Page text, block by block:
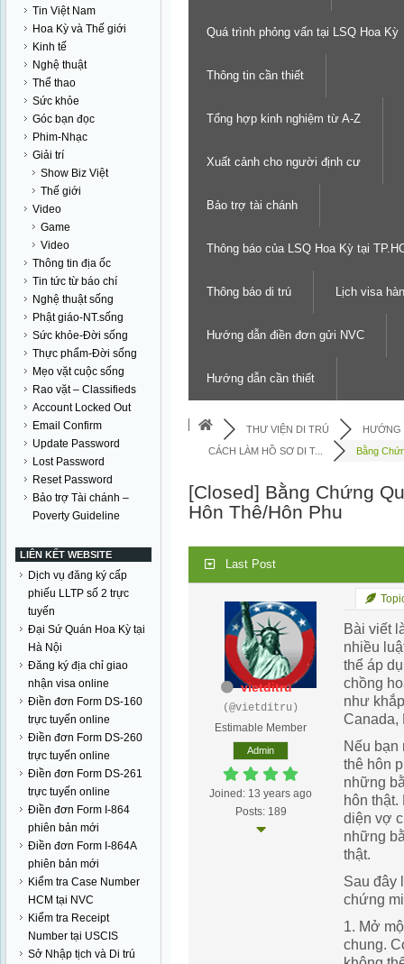
Tin Việt Nam
Hoa Kỳ và Thế giới
Kinh tế
Nghệ thuật
Thể thao
Sức khỏe
Góc bạn đọc
Phim-Nhạc
Giải trí
Show Biz Việt
Thế giới
Video
Game
Video
Thông tin địa ốc
Tin tức từ báo chí
Nghệ thuật sống
Phật giáo-NT.sống
Sức khỏe-Đời sống
Thực phẩm-Đời sống
Mẹo vặt cuộc sống
Rao vặt – Classifieds
Account Locked Out
Email Confirm
Update Password
Lost Password
Reset Password
Bảo trợ Tài chánh –
Poverty Guideline
LIÊN KẾT WEBSITE
Dịch vụ đăng ký cấp
phiếu LLTP số 2 trực
tuyến
Đại Sứ Quán Hoa Kỳ tại
Hà Nội
Đăng ký địa chỉ giao
nhận visa online
Điền đơn Form DS-160
trực tuyến online
Điền đơn Form DS-260
trực tuyến online
Điền đơn Form DS-261
trực tuyến online
Điền đơn Form I-864
phiên bản mới
Điền đơn Form I-864A
phiên bản mới
Kiểm tra Case Number
HCM tại NVC
Kiểm tra Receipt
Number tại USCIS
Sở Nhập tịch và Di trú
Quá trình phỏng vấn tại LSQ Hoa Kỳ
Thông tin cần thiết
Tổng hợp kinh nghiệm từ A-Z
Xuất cảnh cho người định cư
Bảo trợ tài chánh
Thông báo của LSQ Hoa Kỳ tại
Thông báo di trú Lịch visa
Hướng dẫn điền đơn gửi NVC
Hướng dẫn cần thiết
THƯ VIỆN DI TRÚ
HƯỚNG
CÁCH LÀM HỒ SƠ DI T...
Bằng
[Closed] Bằng Chứng
Hôn Thê/Hôn Phu
Last Post
vietditru
(@vietditru)
Estimable Member
Admin
Joined: 13 years ago
Posts: 189
Bài viết
nhiều
thể áp
chồng
như
Canada,
Nếu bạn
thê hôn
những
hôn
diện vợ
những
thật.
Sau đây
chứng
1. Mở
chung.